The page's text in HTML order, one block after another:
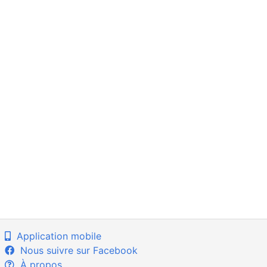
Application mobile
Nous suivre sur Facebook
À propos